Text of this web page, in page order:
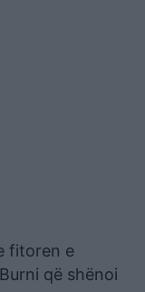
fitoren e
që shënoi